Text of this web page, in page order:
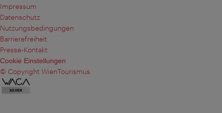
Impressum
Datenschutz
Nutzungsbedingungen
Barrierefreiheit
Presse-Kontakt
Cookie Einstellungen
© Copyright WienTourismus